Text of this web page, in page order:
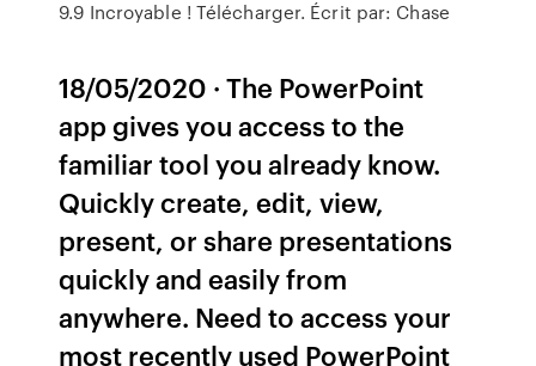
9.9 Incroyable ! Télécharger. Écrit par: Chase
18/05/2020 · The PowerPoint
app gives you access to the
familiar tool you already know.
Quickly create, edit, view,
present, or share presentations
quickly and easily from
anywhere. Need to access your
most recently used PowerPoint